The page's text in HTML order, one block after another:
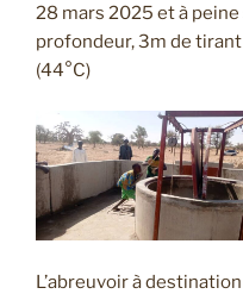
28 mars 2025 et à
profondeur, 3m de tirant
(44°C)
L’abreuvoir à